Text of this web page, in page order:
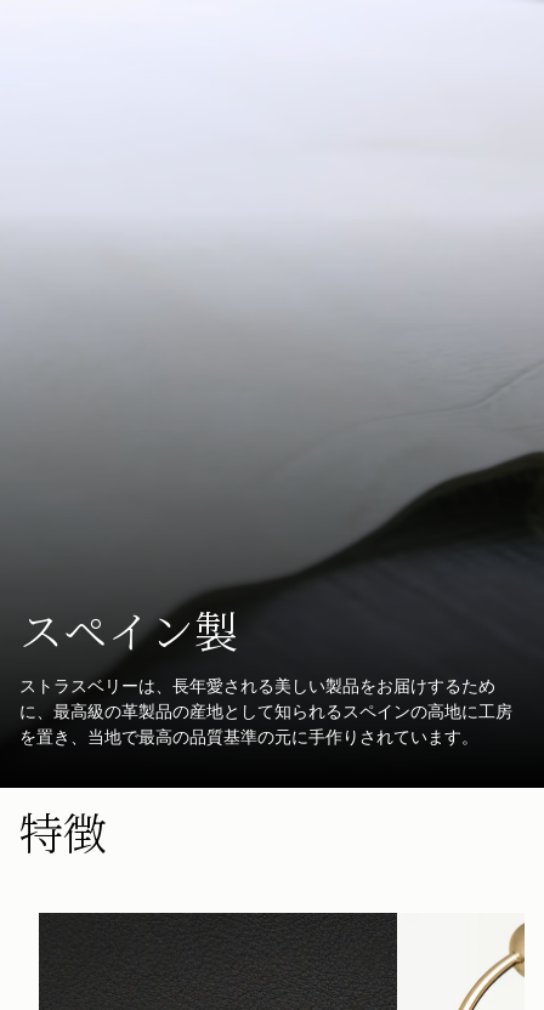
スペイン製
ストラスベリーは、長年愛される美しい製品をお届けするため
に、最高級の革製品の産地として知られるスペインの高地に工房
を置き、当地で最高の品質基準の元に手作りされています。
特徴